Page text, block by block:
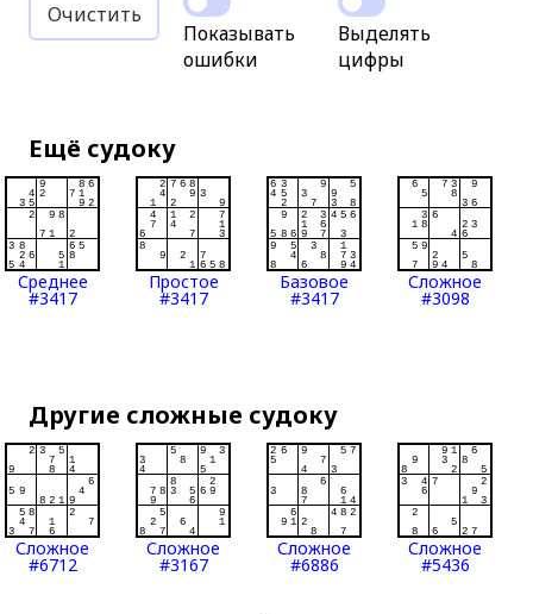
Очистить
Показывать
ошибки
Выделять
цифры
Ещё судоку
Среднее
#3417
Простое
#3417
Базовое
#3417
Сложное
#3098
Другие сложные судоку
Сложное
#6712
Сложное
#3167
Сложное
#6886
Сложное
#5436